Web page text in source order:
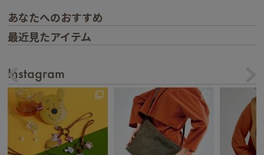
あなたへのおすすめ
最近見たアイテム
Instagram